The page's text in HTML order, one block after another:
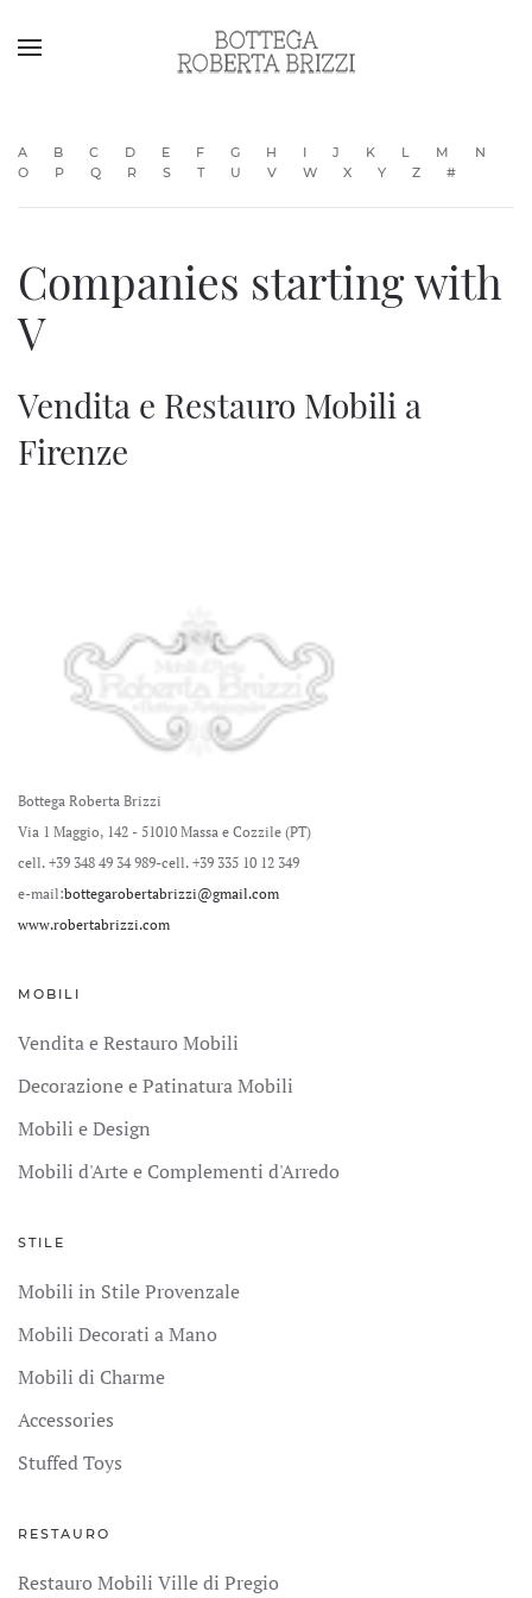
A B C D E F G H I J K L M
N
O
P Q R S T U V W X Y Z #
Companies starting with
V
Vendita e Restauro Mobili a
Firenze
Bottega Roberta Brizzi
Via 1 Maggio, 142 - 51010 Massa e Cozzile (PT)
cell. +39 348 49 34 989-cell. +39 335 10 12 349
e-mail:bottegarobertabrizzi@gmail.com
www.robertabrizzi.com
MOBILI
Vendita e Restauro Mobili
Decorazione e Patinatura Mobili
Mobili e Design
Mobili d'Arte e Complementi d'Arredo
STILE
Mobili in Stile Provenzale
Mobili Decorati a Mano
Mobili di Charme
Accessories
Stuffed Toys
RESTAURO
Restauro Mobili Ville di Pregio